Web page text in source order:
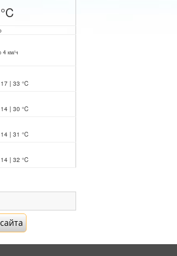
4 км/ч
17 | 33 °C
14 | 30 °C
14 | 31 °C
14 | 32 °C